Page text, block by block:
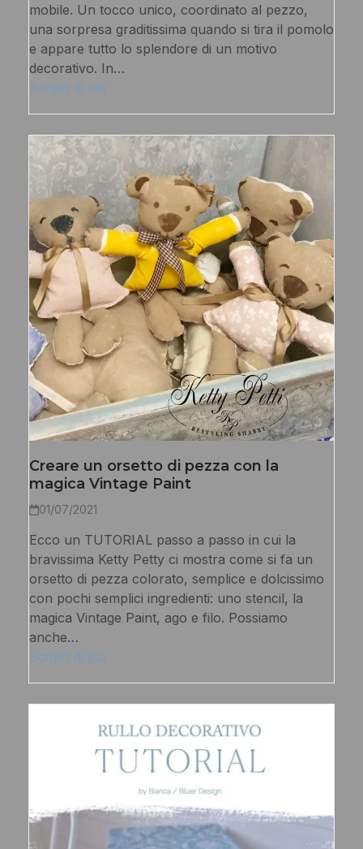
mobile. Un tocco unico, coordinato al pezzo,
una sorpresa graditissima quando si tira il pomolo
e appare tutto lo splendore di un motivo
decorativo. In…
Scopri di più
Creare un orsetto di pezza con la
magica Vintage Paint
01/07/2021
Ecco un TUTORIAL passo a passo in cui la
bravissima Ketty Petty ci mostra come si fa un
orsetto di pezza colorato, semplice e dolcissimo
con pochi semplici ingredienti: uno stencil, la
magica Vintage Paint, ago e filo. Possiamo
anche…
Scopri di più